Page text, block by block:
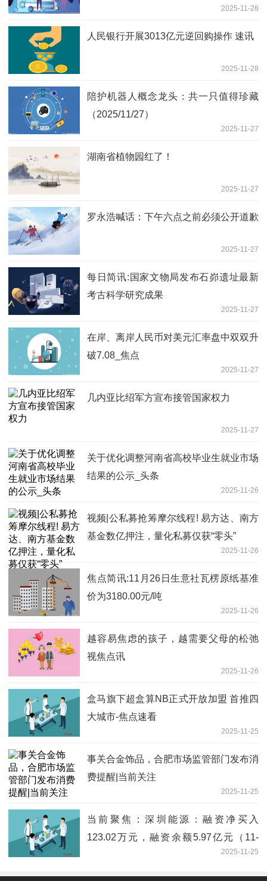
2025-11-28
人民银行开展3013亿元逆回购操作 速讯
2025-11-28
陪护机器人概念龙头：共一只值得珍藏
（2025/11/27）
2025-11-27
湖南省植物园红了！
2025-11-27
罗永浩喊话：下午六点之前必须公开道歉
2025-11-27
每日简讯:国家文物局发布石峁遗址最新
考古科学研究成果
2025-11-27
在岸、离岸人民币对美元汇率盘中双双升
破7.08_焦点
2025-11-27
几内亚比绍军方宣布接管国家权力
2025-11-27
关于优化调整河南省高校毕业生就业市场
结果的公示_头条
2025-11-26
视频|公私募抢筹摩尔线程! 易方达、南方
基金数亿押注，量化私募仅获“零头”
2025-11-26
焦点简讯:11月26日生意社瓦楞原纸基准
价为3180.00元/吨
2025-11-26
越容易焦虑的孩子，越需要父母的松弛
视焦点讯
2025-11-26
盒马旗下超盒算NB正式开放加盟 首推四
大城市-焦点速看
2025-11-25
事关合金饰品，合肥市场监管部门发布消
费提醒|当前关注
2025-11-25
当前聚焦：深圳能源：融资净买入
123.02万元，融资余额5.97亿元（11-
2025-11-25